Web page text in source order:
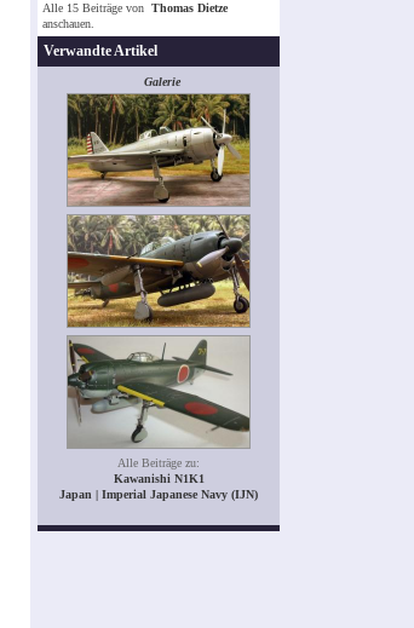
Alle 15 Beiträge von Thomas Dietze
anschauen.
Verwandte Artikel
Galerie
Alle Beiträge zu:
Kawanishi N1K1
Japan | Imperial Japanese Navy (IJN)